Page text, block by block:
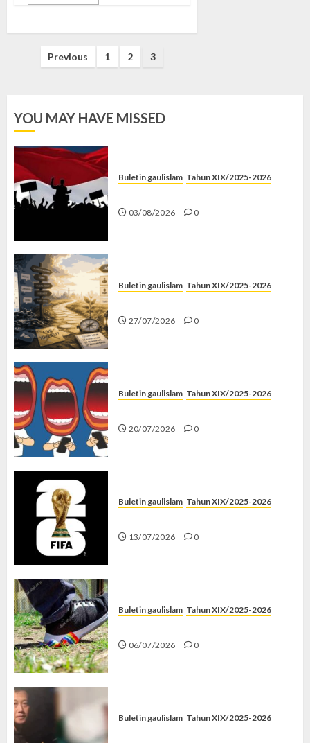
Previous 1 2 3
YOU MAY HAVE MISSED
Buletin gaulislam Tahun XIX/2025-2026
03/08/2026 0
Buletin gaulislam Tahun XIX/2025-2026
27/07/2026 0
Buletin gaulislam Tahun XIX/2025-2026
20/07/2026 0
Buletin gaulislam Tahun XIX/2025-2026
13/07/2026 0
Buletin gaulislam Tahun XIX/2025-2026
06/07/2026 0
Buletin gaulislam Tahun XIX/2025-2026